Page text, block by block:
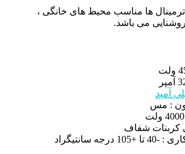
ترمینال ها مناسب محیط های خانگی ،
می باشد.
آميد
: مس
کربنات شفاف
سانتیگراد